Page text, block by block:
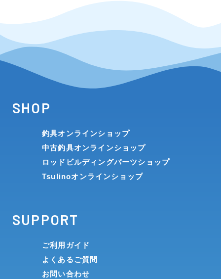
SHOP
釣具オンラインショップ
中古釣具オンラインショップ
ロッドビルディングパーツショップ
Tsulinoオンラインショップ
SUPPORT
ご利用ガイド
よくあるご質問
お問い合わせ